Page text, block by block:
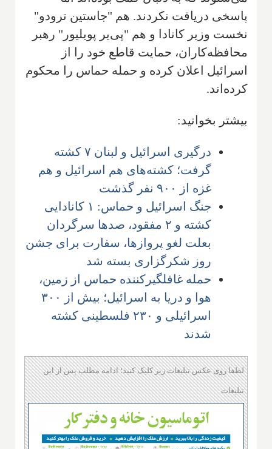
پاسخی دریافت نکردند. هم "جاستین ترودو"
نخست وزیر کانادا و هم "پی‌یر پویلیور" رهبر
محافظه‌کاران، حمایت قاطع خود را از
اسرائیل اعلان کرده و حمله حماس را محکوم
کرده‌اند.
بیشتر بخوانید:
درگیری اسرائیل و لبنان ۷ کشته
گرفت؛ کشته‌های هم اسرائیل و هم
غزه از ۹۰۰ نفر گذشت
جنگ اسرائیل و حماس: ۱ کانادایی
کشته و ۲ مفقود، صدها سرگردان
بعلت لغو پروازها، سفارت برای جشن
روز شکرگزاری بسته شد
حمله غافلگیرکننده حماس از زمین،
هوا و دریا به اسرائیل؛ بیش از ۳۰۰
اسرائیلی و ۲۳۰ فلسطینی کشته
شدند
لطفا روی عکس تبلیغات زیر کلیک کنید؛ ادامه مطلب پس از این
تبلیغات